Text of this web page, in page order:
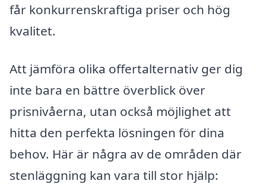
får konkurrenskraftiga priser och hög
kvalitet.
Att jämföra olika offertalternativ ger dig
inte bara en bättre överblick över
prisnivåerna, utan också möjlighet att
hitta den perfekta lösningen för dina
behov. Här är några av de områden där
stenläggning kan vara till stor hjälp: